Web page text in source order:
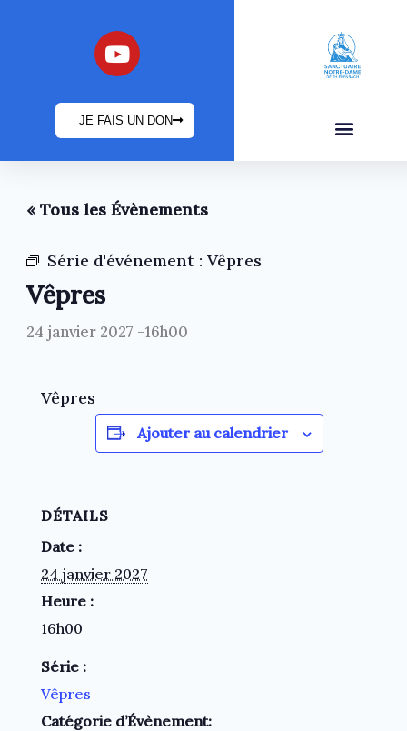
Y
o
t
u
b
JE FAIS UN DON
« Tous les Évènements
Série d'événement : Vêpres
Vêpres
24 janvier 2027 -16h00
Vêpres
Ajouter au calendrier
DÉTAILS
Date :
24 janvier 2027
Heure :
16h00
Série :
Vêpres
Catégorie d’Évènement: